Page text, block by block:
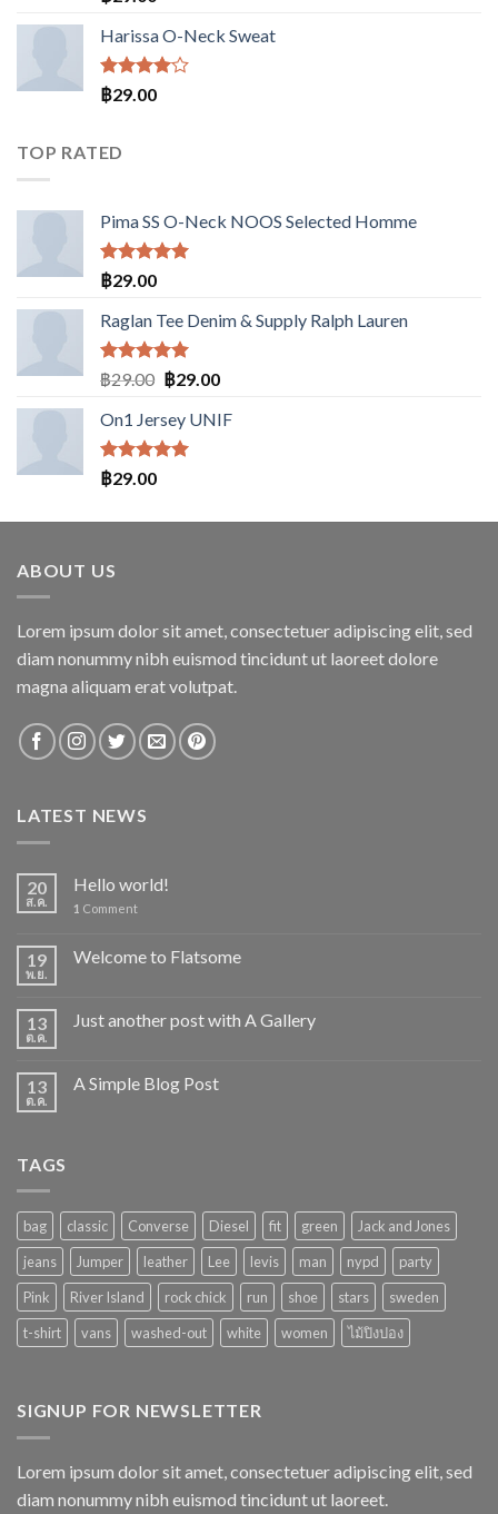
คะแนน
3.50
ตั้งแต่
1-5
Harissa O-Neck Sweat
ให้
คะแนน
ตั้งแต่ 1-
5
฿29.00
TOP RATED
Pima SS O-Neck NOOS Selected Homme
ให้คะแนน
5.00
1-5
คะแนน
฿29.00
Raglan Tee Denim & Supply Ralph Lauren
ให้คะแนน
5.00
ตั้งแต่
1-5
คะแนน
฿29.00 Original
was:
฿29.00.
฿29.00Current
is:
On1 Jersey UNIF
ให้คะแนน
5.00
คะแนน
฿29.00
ABOUT US
Lorem ipsum dolor sit amet, consectetuer adipiscing elit, sed
diam nonummy nibh euismod tincidunt ut laoreet dolore
magna aliquam erat volutpat.
LATEST NEWS
20
ส.ค.
Hello world!
1 Comment
19
พ.ย.
Welcome to Flatsome
13
ต.ค.
Just another post with A Gallery
13
ต.ค.
A Simple Blog Post
TAGS
bag classic Converse Diesel fit green
Jack and Jones
jeans
Jumper leather Lee levis man nypd
party
Pink
River Island rock chick run shoe stars
sweden
t-shirt
vans washed-out white women ไม้ปิงปอง
SIGNUP FOR NEWSLETTER
Lorem ipsum dolor sit amet, consectetuer adipiscing elit, sed
diam nonummy nibh euismod tincidunt ut laoreet.